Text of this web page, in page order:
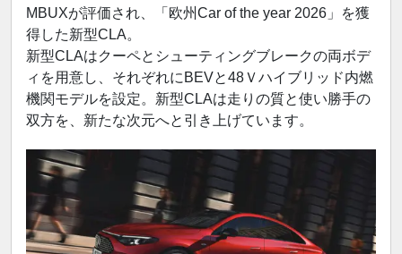
MBUXが評価され、「欧州Car of the year 2026」を獲
得した新型CLA。
新型CLAはクーペとシューティングブレークの両ボデ
ィを用意し、それぞれにBEVと48Ｖハイブリッド内燃
機関モデルを設定。新型CLAは走りの質と使い勝手の
双方を、新たな次元へと引き上げています。